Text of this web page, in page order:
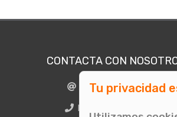
CONTACTA CON
info@comunicae.com
BCN + 34 931 702 774
Tu privacidad